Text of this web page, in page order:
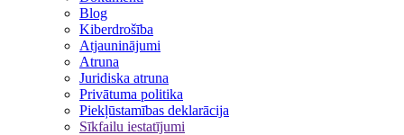
Blog
Kiberdrošība
Atjauninājumi
Atruna
Juridiska atruna
Privātuma politika
Piekļūstamības deklarācija
Sīkfailu iestatījumi